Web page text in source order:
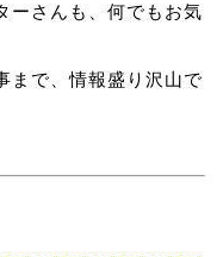
ーさんも、何でもお気
まで、情報盛り沢山で